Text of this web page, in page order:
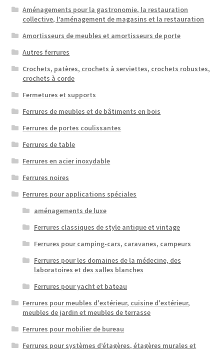
Aménagements pour la gastronomie, la restauration
collective, l’aménagement de magasins et la restauration
Amortisseurs de meubles et amortisseurs de porte
Autres ferrures
Crochets, patères, crochets à serviettes, crochets robustes,
crochets à corde
Fermetures et supports
Ferrures de meubles et de bâtiments en bois
Ferrures de portes coulissantes
Ferrures de table
Ferrures en acier inoxydable
Ferrures noires
Ferrures pour applications spéciales
aménagements de luxe
Ferrures classiques de style antique et vintage
Ferrures pour camping-cars, caravanes, campeurs
Ferrures pour les domaines de la médecine, des
laboratoires et des salles blanches
Ferrures pour yacht et bateau
Ferrures pour meubles d'extérieur, cuisine d'extérieur,
meubles de jardin et meubles de terrasse
Ferrures pour mobilier de bureau
Ferrures pour systèmes d’étagères, étagères murales et